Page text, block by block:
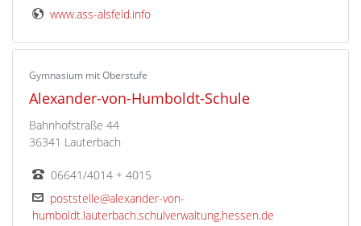
www.ass-alsfeld.info
Gymnasium mit Oberstufe
Alexander-von-Humboldt-Schule
Bahnhofstraße 44
36341 Lauterbach
06641/4014 + 4015
poststelle@alexander-von-
humboldt.lauterbach.schulverwaltung.hessen.de